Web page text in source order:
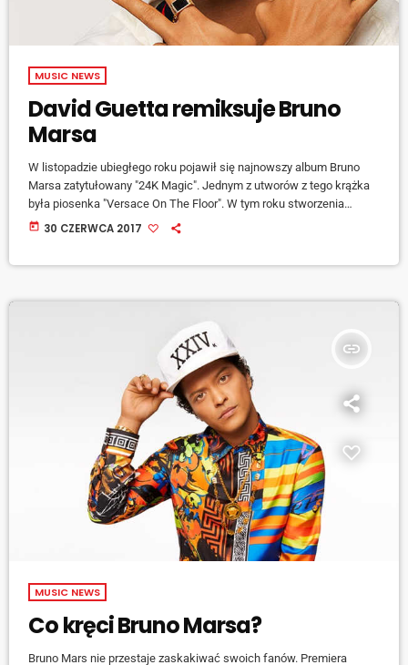
MUSIC NEWS
David Guetta remiksuje Bruno
Marsa
W listopadzie ubiegłego roku pojawił się najnowszy album Bruno
Marsa zatytułowany "24K Magic". Jednym z utworów z tego krążka
była piosenka "Versace On The Floor". W tym roku stworzenia
specjalnego. letniego remiksu tej piosenki podjął się David Guetta.
today 30 CZERWCA 2017
insert_link
MUSIC NEWS
Co kręci Bruno Marsa?
Bruno Mars nie przestaje zaskakiwać swoich fanów. Premiera